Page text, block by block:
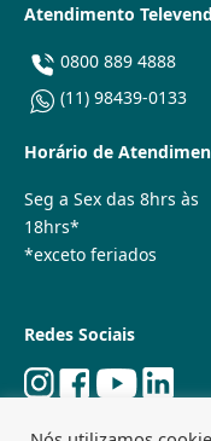
Atendimento
0800 889 4888
(11) 98439-0133
Horário de
Seg a Sex das 8hrs às
18hrs*
*exceto feriados
Redes Sociais